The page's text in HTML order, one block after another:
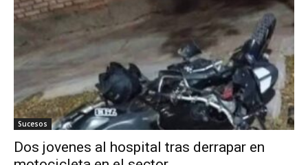
Sucesos
Dos jovenes al hospital tras derrapar en